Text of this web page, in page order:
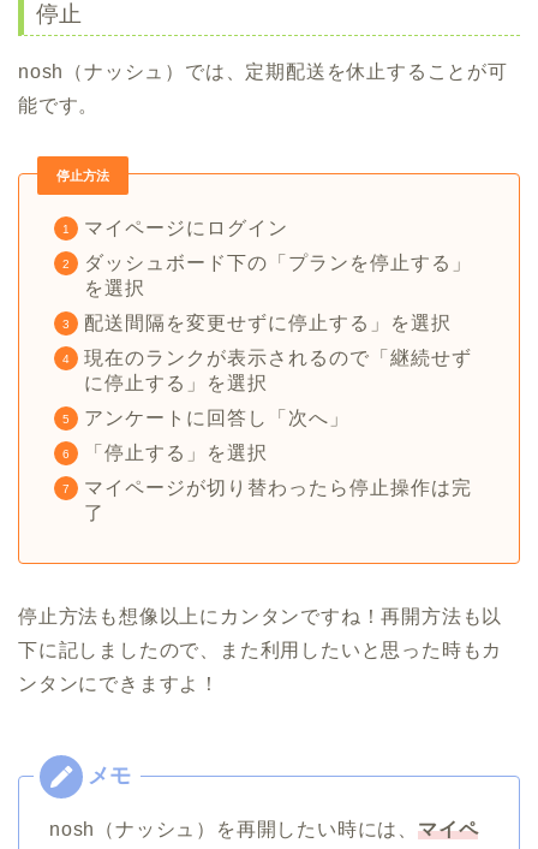
停止
nosh（ナッシュ）では、定期配送を休止することが可
能です。
停止方法
マイページにログイン
ダッシュボード下の「プランを停止する」
を選択
配送間隔を変更せずに停止する」を選択
現在のランクが表示されるので「継続せず
に停止する」を選択
アンケートに回答し「次へ」
「停止する」を選択
マイページが切り替わったら停止操作は完
了
停止方法も想像以上にカンタンですね！再開方法も以
下に記しましたので、また利用したいと思った時もカ
ンタンにできますよ！
nosh（ナッシュ）を再開したい時には、 マイペ